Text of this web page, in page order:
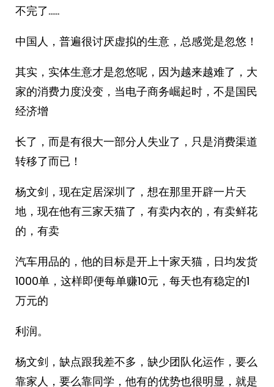
不完了……
中国人，普遍很讨厌虚拟的生意，总感觉是忽悠！
其实，实体生意才是忽悠呢，因为越来越难了，大
家的消费力度没变，当电子商务崛起时，不是国民
经济增
长了，而是有很大一部分人失业了，只是消费渠道
转移了而已！
杨文剑，现在定居深圳了，想在那里开辟一片天
地，现在他有三家天猫了，有卖内衣的，有卖鲜花
的，有卖
汽车用品的，他的目标是开上十家天猫，日均发货
1000单，这样即便每单赚10元，每天也有稳定的1
万元的
利润。
杨文剑，缺点跟我差不多，缺少团队化运作，要么
靠家人，要么靠同学，他有的优势也很明显，就是